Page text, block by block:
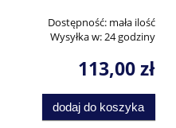
Dostępność: mała ilość
Wysyłka w:24 godziny
113,00 zł
dodaj do koszyka